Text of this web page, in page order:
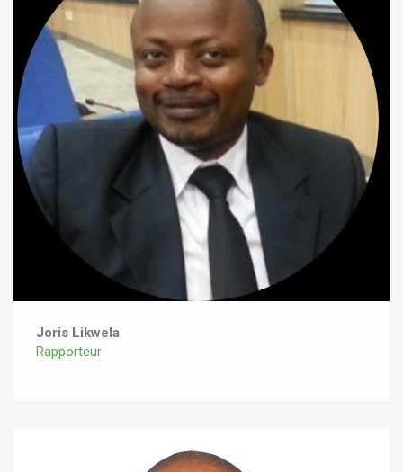
Joris Likwela
Rapporteur